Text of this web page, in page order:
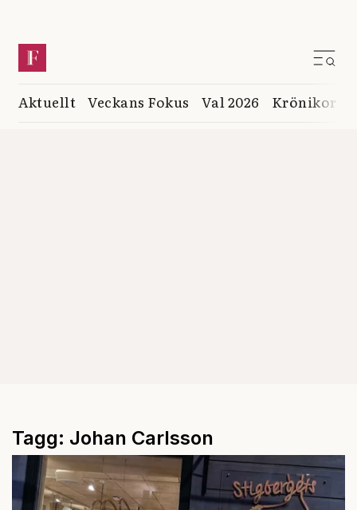
Aktuellt Veckans Fokus Val 2026 Krönikor
Tagg: Johan Carlsson